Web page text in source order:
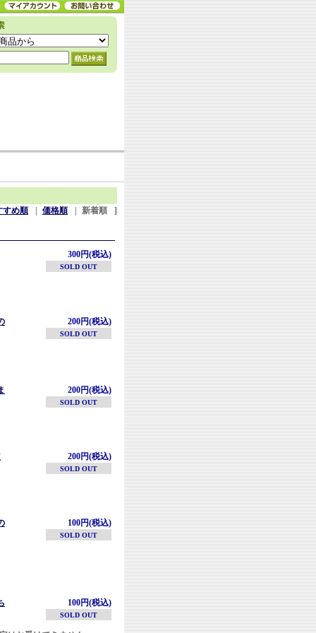
すめ順 価格順 新着順 ]
300円(税込)
SOLD OUT
200円(税込)
SOLD OUT
200円(税込)
SOLD OUT
200円(税込)
SOLD OUT
100円(税込)
SOLD OUT
100円(税込)
SOLD OUT